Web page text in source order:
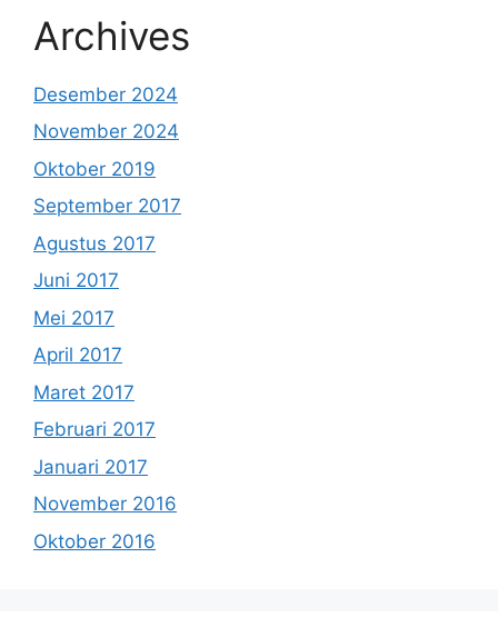
Archives
Desember 2024
November 2024
Oktober 2019
September 2017
Agustus 2017
Juni 2017
Mei 2017
April 2017
Maret 2017
Februari 2017
Januari 2017
November 2016
Oktober 2016